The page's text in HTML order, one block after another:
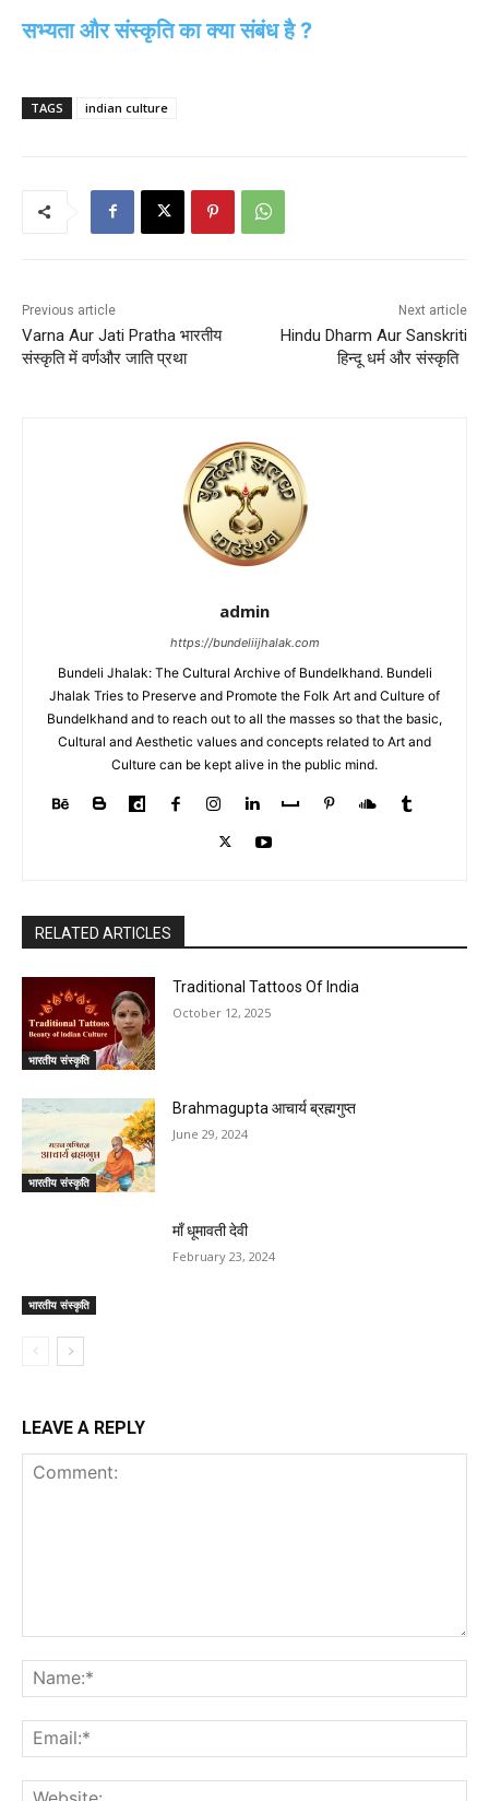
सभ्यता और संस्कृति का क्या संबंध है ?
TAGS indian culture
Previous article
Varna Aur Jati Pratha भारतीय
संस्कृति में वर्णऔर जाति प्रथा
Next article
Hindu Dharm Aur Sanskriti
हिन्दू धर्म और संस्कृति
admin
https://bundeliijhalak.com
Bundeli Jhalak: The Cultural Archive of Bundelkhand. Bundeli
Jhalak Tries to Preserve and Promote the Folk Art and Culture of
Bundelkhand and to reach out to all the masses so that the basic,
Cultural and Aesthetic values and concepts related to Art and
Culture can be kept alive in the public mind.
RELATED ARTICLES
भारतीय संस्कृति
Traditional Tattoos Of India
October 12, 2025
भारतीय संस्कृति
Brahmagupta आचार्य ब्रह्मगुप्त
June 29, 2024
भारतीय संस्कृति
माँ धूमावती देवी
February 23, 2024
LEAVE A REPLY